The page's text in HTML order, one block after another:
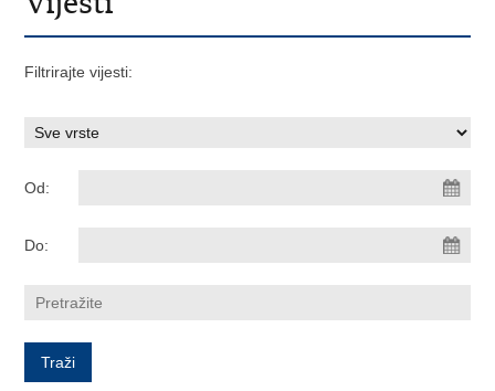
Filtrirajte vijesti:
Od:
Do: